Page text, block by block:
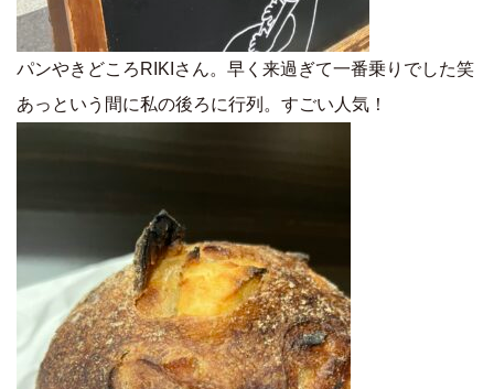
パンやきどころRIKIさん。早く来過ぎて一番乗りでした笑
あっという間に私の後ろに行列。すごい人気！